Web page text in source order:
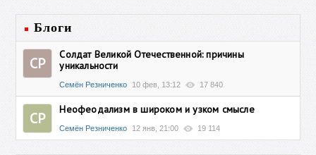
Блоги
СР
Солдат Великой Отечественной: причины
уникальности
Семён Резниченко 10 фев, 13:12 17 840
СР Неофеодализм в широком и узком смысле
Семён Резниченко 12 янв, 21:00 19 114